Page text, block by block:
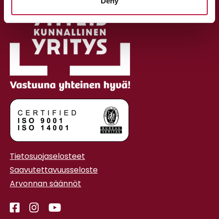
Tietosuojaselosteet
Saavutettavuusseloste
Arvonnan säännöt